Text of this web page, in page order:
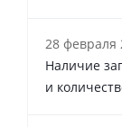
28 февраля
Наличие
и